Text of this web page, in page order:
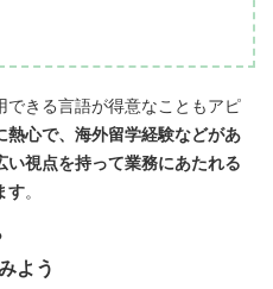
きる言語が得意なこともアピ
熱心で、海外留学経験などがあ
視点を持って業務にあたれる
す。
よう